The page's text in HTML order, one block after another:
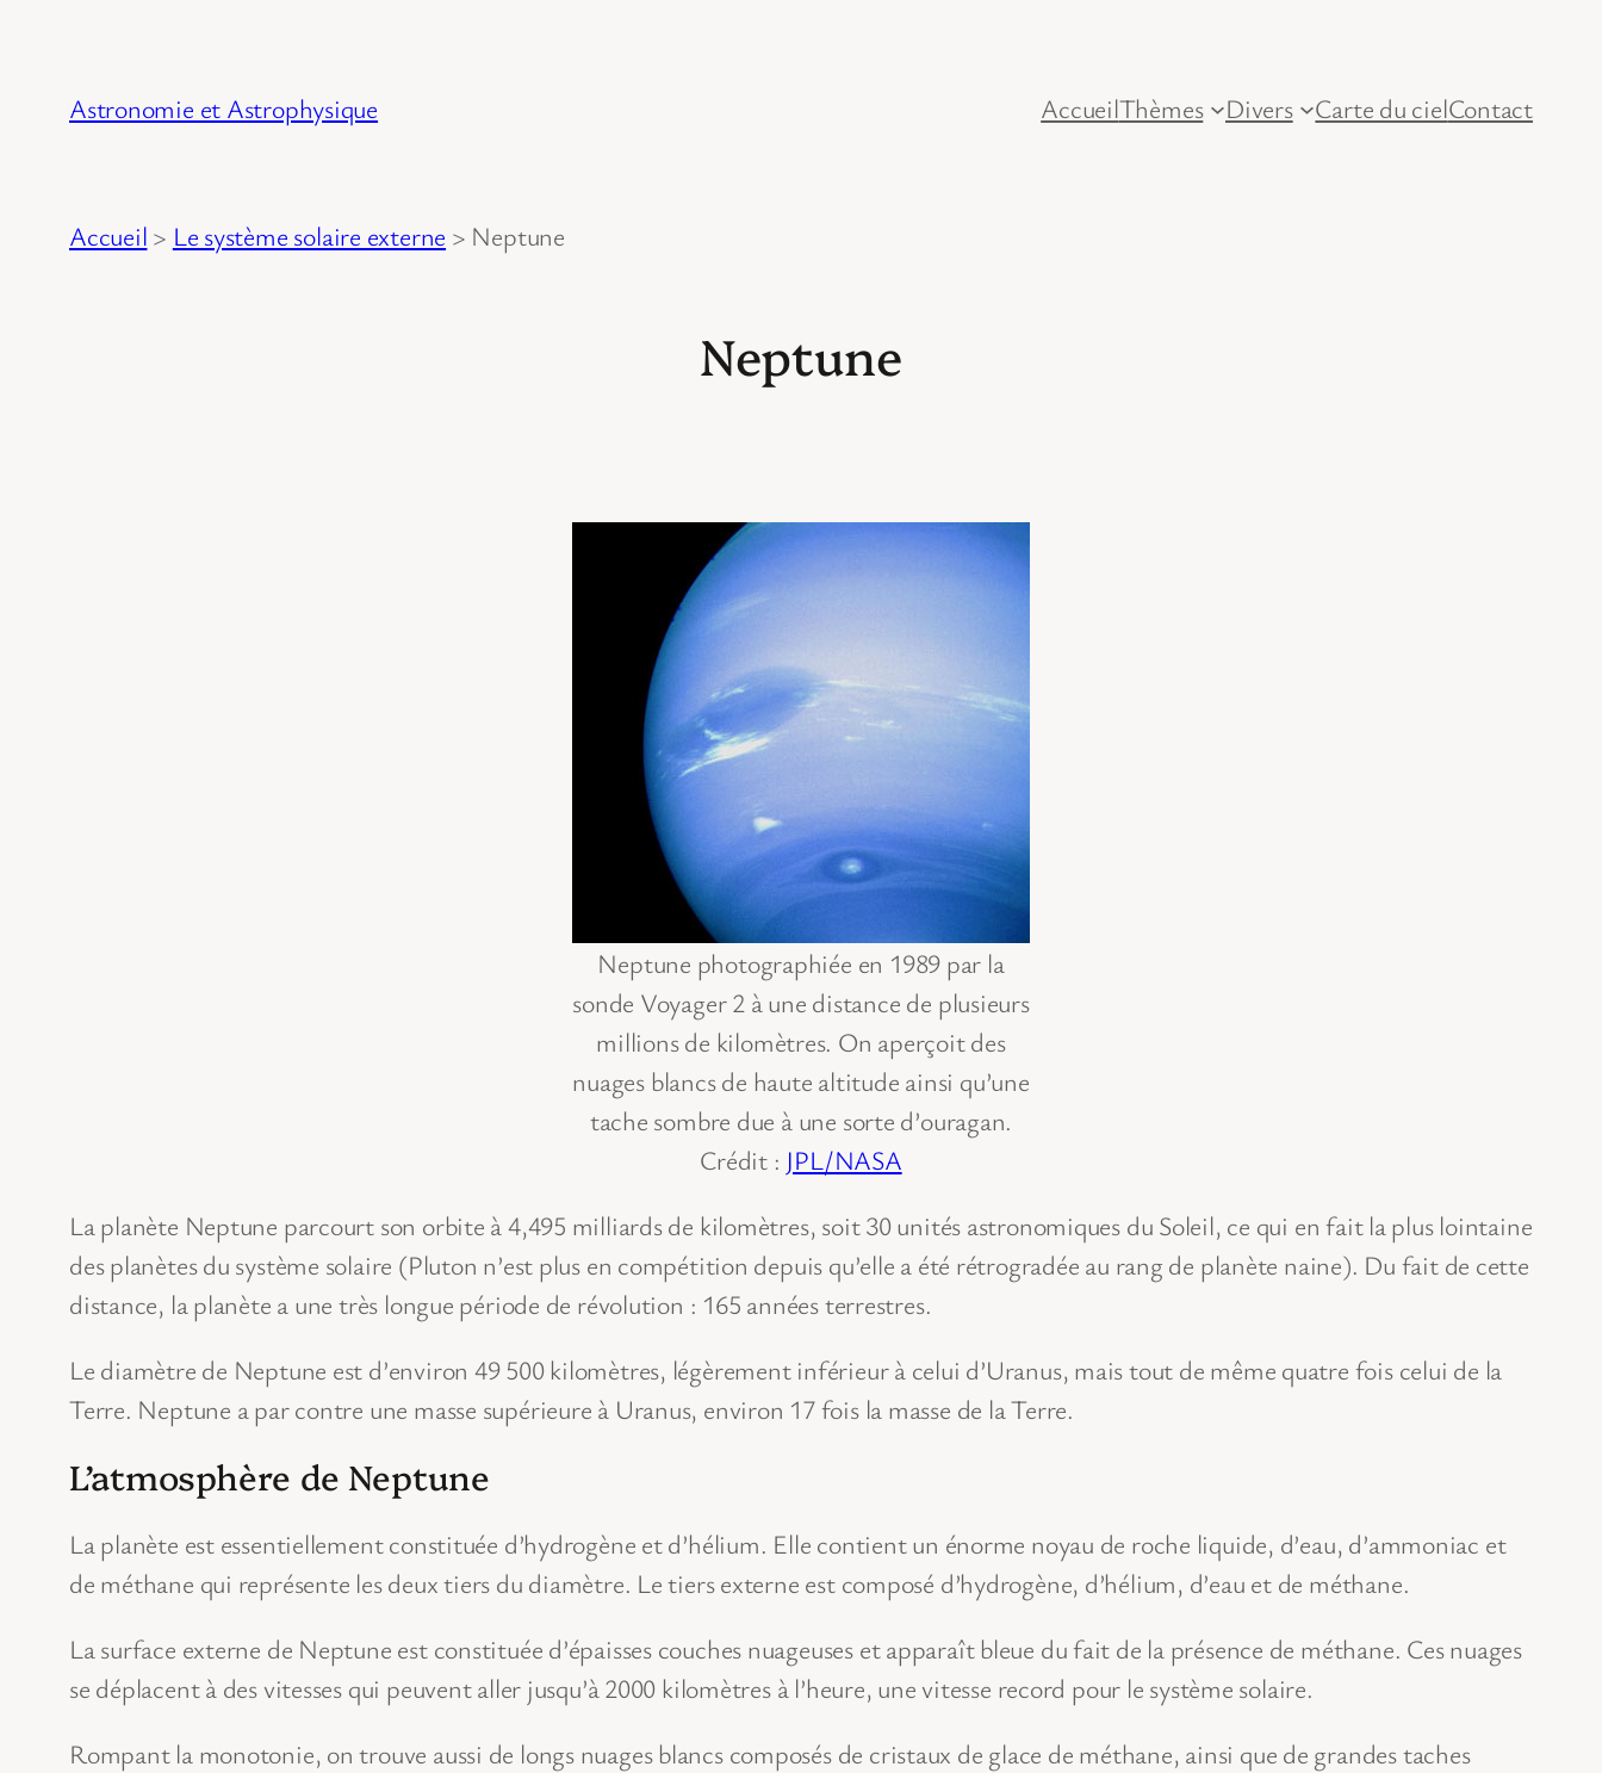
Astronomie et Astrophysique AccueilThèmes Divers Carte du cielContact
Accueil > Le système solaire externe > Neptune
Neptune
Neptune photographiée en 1989 par la
sonde Voyager 2 à une distance de plusieurs
millions de kilomètres. On aperçoit des
nuages blancs de haute altitude ainsi qu’une
tache sombre due à une sorte d’ouragan.
Crédit : JPL/NASA
La planète Neptune parcourt son orbite à 4,495 milliards de kilomètres, soit 30 unités astronomiques du Soleil, ce qui en fait la plus lointaine
des planètes du système solaire (Pluton n’est plus en compétition depuis qu’elle a été rétrogradée au rang de planète naine). Du fait de cette
distance, la planète a une très longue période de révolution : 165 années terrestres.
Le diamètre de Neptune est d’environ 49 500 kilomètres, légèrement inférieur à celui d’Uranus, mais tout de même quatre fois celui de la
Terre. Neptune a par contre une masse supérieure à Uranus, environ 17 fois la masse de la Terre.
L’atmosphère de Neptune
La planète est essentiellement constituée d’hydrogène et d’hélium. Elle contient un énorme noyau de roche liquide, d’eau, d’ammoniac et
de méthane qui représente les deux tiers du diamètre. Le tiers externe est composé d’hydrogène, d’hélium, d’eau et de méthane.
La surface externe de Neptune est constituée d’épaisses couches nuageuses et apparaît bleue du fait de la présence de méthane. Ces nuages
se déplacent à des vitesses qui peuvent aller jusqu’à 2000 kilomètres à l’heure, une vitesse record pour le système solaire.
Rompant la monotonie, on trouve aussi de longs nuages blancs composés de cristaux de glace de méthane, ainsi que de grandes taches